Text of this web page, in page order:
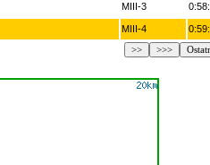
MIII-3
MIII-4
>>>
>>